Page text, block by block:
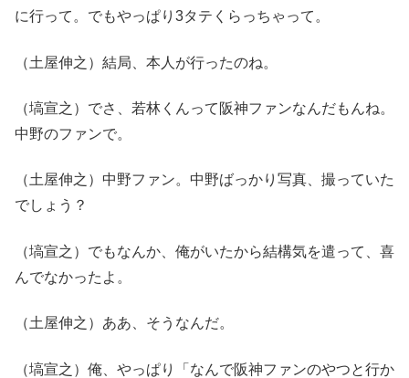
に行って。でもやっぱり3タテくらっちゃって。
（土屋伸之）結局、本人が行ったのね。
（塙宣之）でさ、若林くんって阪神ファンなんだもんね。
中野のファンで。
（土屋伸之）中野ファン。中野ばっかり写真、撮っていた
でしょう？
（塙宣之）でもなんか、俺がいたから結構気を遣って、喜
んでなかったよ。
（土屋伸之）ああ、そうなんだ。
（塙宣之）俺、やっぱり「なんで阪神ファンのやつと行か